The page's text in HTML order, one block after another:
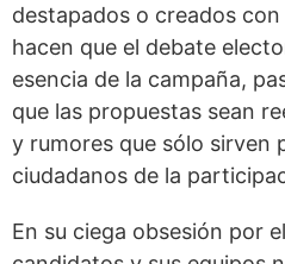
destapados o creados
hacen que el debate
esencia de la campaña,
que las propuestas sean
y rumores que sólo sirven
ciudadanos de la
En su ciega obsesión por